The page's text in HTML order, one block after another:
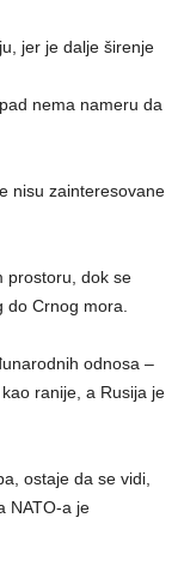
jer je dalje širenje
nema nameru da
nisu zainteresovane
prostoru, dok se
Crnog mora.
odnosa –
ranije, a Rusija je
ostaje da se vidi,
NATO-a je